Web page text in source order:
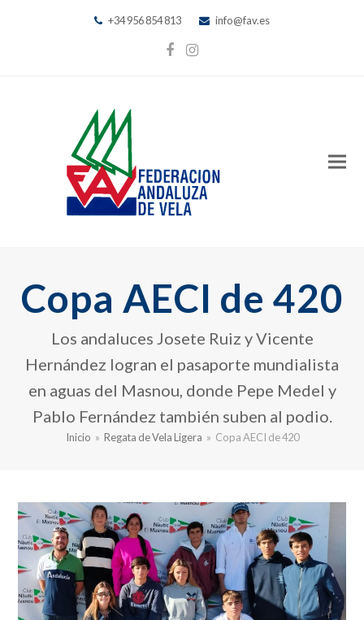
+34 956 854 813 info@fav.es
Facebook
Instagram
Copa AECI de 420
Los andaluces Josete Ruiz y Vicente
Hernández logran el pasaporte mundialista
en aguas del Masnou, donde Pepe Medel y
Pablo Fernández también suben al podio.
Inicio » Regata de Vela Ligera » Copa AECI de 420